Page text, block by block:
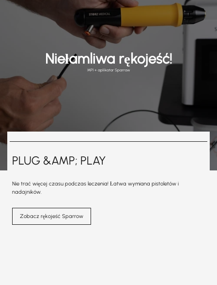
Niełamliwa rękojeść!
MP1 + aplikator Sparrow
PLUG &AMP; PLAY
Nie trać więcej czasu podczas leczenia! Łatwa wymiana pistoletów i
nadajników.
Zobacz rękojeść Sparrow